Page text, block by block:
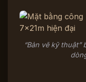
“Bản vẽ kỹ